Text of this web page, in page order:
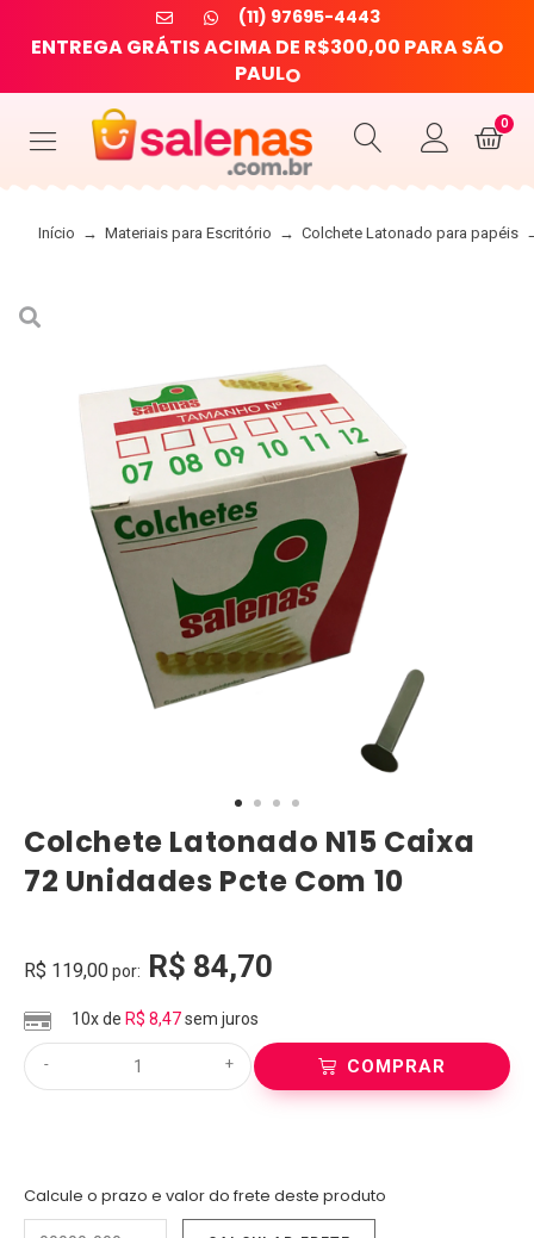
(11) 97695-4443
ENTREGAGRÁTISACIMADE R$300,00 PARASÃO
PAULO
0
Início → Materiais para Escritório → Colchete Latonado para papéis
Colchete Latonado N15 Caixa
72 Unidades Pcte Com 10
R$ 119,00por: R$ 84,70
10x de R$ 8,47sem juros
- + COMPRAR
Calcule o prazo e valor do frete deste produto